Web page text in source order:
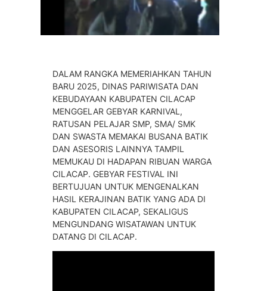
DALAM RANGKA MEMERIAHKAN TAHUN
BARU 2025, DINAS PARIWISATA DAN
KEBUDAYAAN KABUPATEN CILACAP
MENGGELAR GEBYAR KARNIVAL,
RATUSAN PELAJAR SMP, SMA/ SMK
DAN SWASTA MEMAKAI BUSANA BATIK
DAN ASESORIS LAINNYA TAMPIL
MEMUKAU DI HADAPAN RIBUAN WARGA
CILACAP. GEBYAR FESTIVAL INI
BERTUJUAN UNTUK MENGENALKAN
HASIL KERAJINAN BATIK YANG ADA DI
KABUPATEN CILACAP, SEKALIGUS
MENGUNDANG WISATAWAN UNTUK
DATANG DI CILACAP.